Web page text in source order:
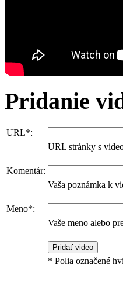
Pridanie
URL*:
URL stránky s
Komentár:
Vaša poznámka k
Meno*:
Vaše meno alebo
* Polia označené